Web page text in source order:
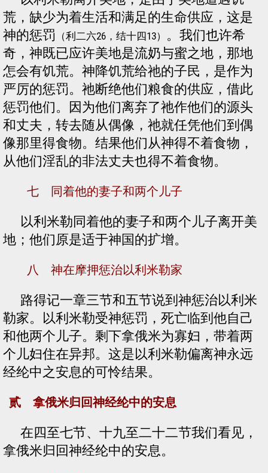
荒，缺少为着生活和满足的生命供应，这是
神的惩罚 （利二六26，结十四13） 。我们也许希
奇，神既已应许美地是流奶与蜜之地，那地
怎会有饥荒。神降饥荒给祂的子民，是作为
严厉的惩罚。祂断绝他们粮食的供应，借此
惩罚他们。因为他们离弃了祂作他们的源头
和丈夫，转去随从偶像，祂就任凭他们到偶
像那里得食物。结果他们从神得不着食物，
从他们淫乱的非法丈夫也得不着食物。
七 同着他的妻子和两个儿子
以利米勒同着他的妻子和两个儿子离开美
地；他们原是适于神国的扩增。
八 神在摩押惩治以利米勒家
路得记一章三节和五节说到神惩治以利米
勒家。以利米勒受神惩罚，死亡临到他自己
和他两个儿子。剩下拿俄米为寡妇，带着两
个儿妇住在异邦。这是以利米勒偏离神永远
经纶中之安息的可怜结果。
贰 拿俄米归回神经纶中的安息
在四至七节、十九至二十二节我们看见，
拿俄米归回神经纶中的安息。